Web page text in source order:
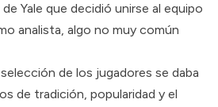
Yale que decidió unirse al equipo
analista, algo no muy común
de los jugadores se daba
de tradición, popularidad y el